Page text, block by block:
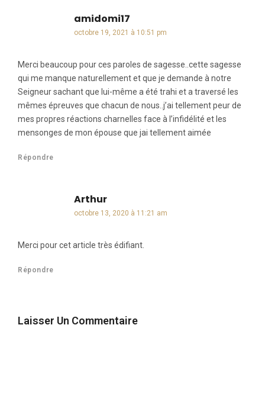
amidomi17
octobre 19, 2021 à 10:51 pm
Merci beaucoup pour ces paroles de sagesse..cette sagesse
qui me manque naturellement et que je demande à notre
Seigneur sachant que lui-même a été trahi et a traversé les
mêmes épreuves que chacun de nous..j’ai tellement peur de
mes propres réactions charnelles face à l’infidélité et les
mensonges de mon épouse que jai tellement aimée
Répondre
Arthurdit :
octobre 13, 2020 à 11:21 am
Merci pour cet article très édifiant.
Répondre
Laisser Un Commentaire